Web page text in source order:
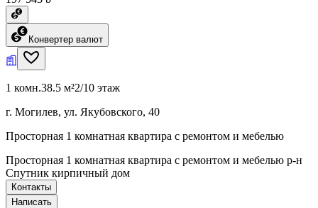
Конвертер валют
1 комн.38.5 м²2/10 этаж
г. Могилев, ул. Якубовского, 40
Просторная 1 комнатная квартира с ремонтом и мебелью
Просторная 1 комнатная квартира с ремонтом и мебелью р-н
Спутник кирпичный дом
Контакты
Написать